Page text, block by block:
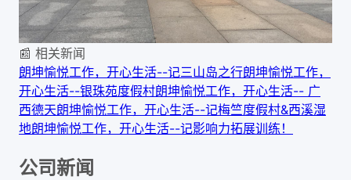
📰 相关新闻
朗坤愉悦工作，开心生活--记三山岛之行朗坤愉悦工作，
开心生活--银珠苑度假村朗坤愉悦工作，开心生活-- 广
西德天朗坤愉悦工作，开心生活--记梅竺度假村&西溪湿
地朗坤愉悦工作，开心生活--记影响力拓展训练！
公司新闻